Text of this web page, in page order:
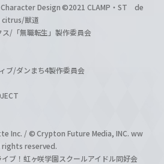
Design ©2021 CLAMP・ST de
獣道
/「無職転生」製作委員会
ブ/ダンまち4製作委員会
Inc. / © Crypton Future Media, INC. ww
rights reserved.
ブ！虹ヶ咲学園スクールアイドル同好会